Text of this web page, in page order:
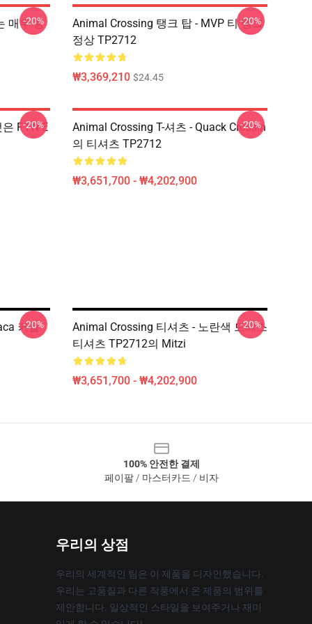
매우 풍
-20%
Animal Crossing 탱크 탑 - MVP 티 탱크
정상 TP2712
₩3,369,210 $24.45
-20%
F I N E
-20%
Animal Crossing T-셔츠 - Quack Crossin
의 티셔츠 TP2712
₩3,651,700 - ₩4,202,900
-20%
커플
-20%
Animal Crossing 티셔츠 - 노란색 드레스
티셔츠 TP2712의 Mitzi
₩3,651,700 - ₩4,202,900
-20%
100% 안전한 결제
페이팔 / 마스터카드 / 비자
우리의 상점
우리의 세계적인 팀은 이 제품을 디자인했습니다.
우리는 고품질과 다른 작풍에서 온 제품의 범위를
제안합니다. 일상적인 스타일을 보여주거나 재미